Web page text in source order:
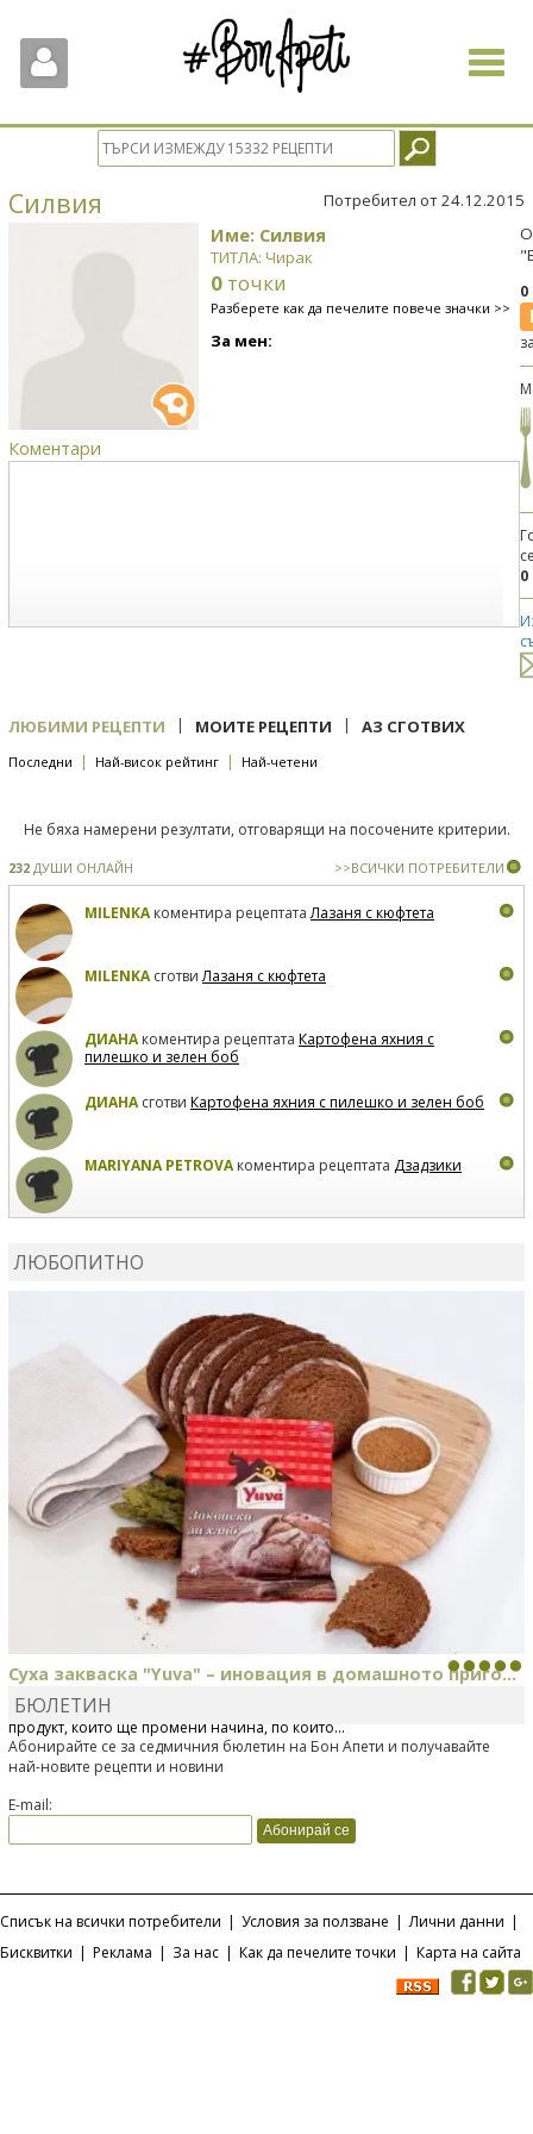
Toggle
Силвия Потребител от 24.12.2015
Име: Силвия
ТИТЛА: Чирак
0 точки
Разберете как да печелите повече значки >>
За мен:
Коментари
0
ЛЮБИМИ РЕЦЕПТИ | МОИТЕ РЕЦЕПТИ | АЗ СГОТВИХ
Последни | Най-висок рейтинг | Най-четени
Не бяха намерени резултати, отговарящи на посочените критерии.
232 ДУШИ ОНЛАЙН >>ВСИЧКИ ПОТРЕБИТЕЛИ
MILENKAкоментира рецептатаЛазаня с кюфтета
MILENKAсготвиЛазаня с кюфтета
ДИАНАкоментира рецептата Картофена яхния с
пилешко и зелен боб
ДИАНАсготви Картофена яхния с пилешко и зелен боб
MARIYANA PETROVAкоментира рецептата Дзадзики
ЛЮБОПИТНО
Суха закваска "Yuva" – иновация в домашното приго...
Отскоро Лесафр България стартира предлагането на изцяло нов
продукт, който ще промени начина, по който...
БЮЛЕТИН
Абонирайте се за седмичния бюлетин на Бон Апети и получавайте
най-новите рецепти и новини
E-mail:
Списък на всички потребители | Условия за ползване | Лични данни |
Бисквитки | Реклама | За нас | Как да печелите точки | Карта на сайта